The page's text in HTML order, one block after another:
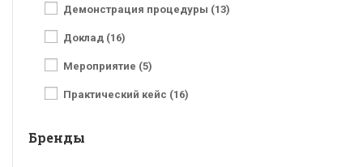
Демонстрация процедуры (13)
Доклад (16)
Мероприятие (5)
Практический кейс (16)
Бренды